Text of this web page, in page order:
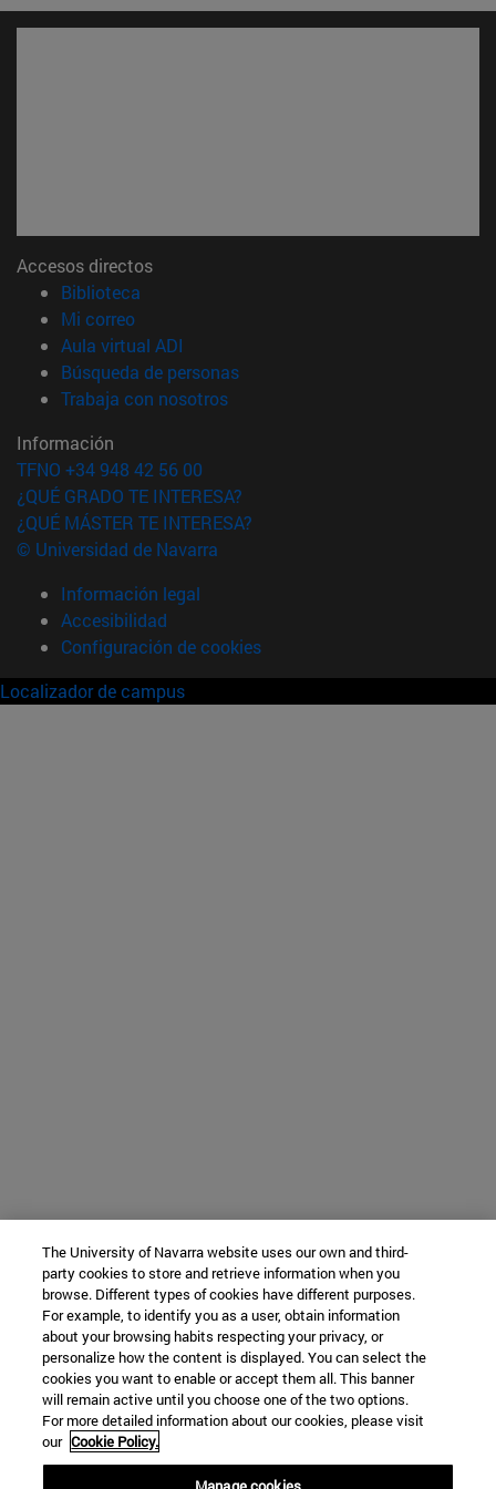
Accesos directos
Biblioteca
Mi correo(abre en nueva ventana)
Aula virtual ADI
Búsqueda de personas(abre en nueva ventana)
Trabaja con nosotros(abre en nueva ventana)
Información
TFNO +34 948 42 56 00
¿QUÉ GRADO TE INTERESA?
¿QUÉ MÁSTER TE INTERESA?
© Universidad de Navarra
Información legal
Accesibilidad
Configuración de cookies
Localizador de campus
The University of Navarra website uses our own and third-
party cookies to store and retrieve information when you
browse. Different types of cookies have different purposes.
For example, to identify you as a user, obtain information
about your browsing habits respecting your privacy, or
personalize how the content is displayed. You can select the
cookies you want to enable or accept them all. This banner
will remain active until you choose one of the two options.
For more detailed information about our cookies, please visit
our Cookie Policy.